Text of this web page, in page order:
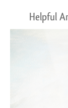
Helpful